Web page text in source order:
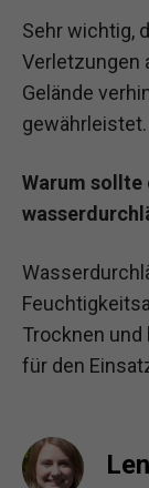
Sehr wichtig,
Verletzungen
Gelände
gewährleistet.
Warum sollte
Trocknen und
für den